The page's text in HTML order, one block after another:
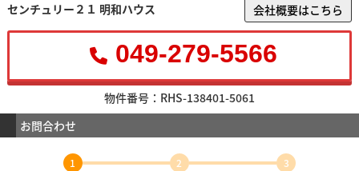
センチュリー２１ 明和ハウス
会社概要はこちら
049-279-5566
物件番号：RHS-138401-5061
お問合わせ
1
2
3